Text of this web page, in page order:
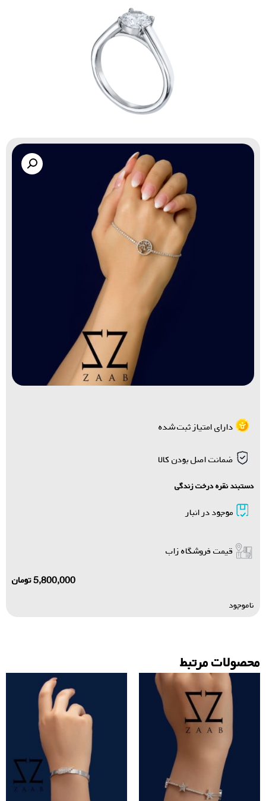
گالری زاب سیلور
دارای امتیاز ثبت شده
ضمانت اصل بودن کالا
دستبند نقره درخت زندگی
موجود در انبار
قیمت فروشگاه زاب
5,800,000تومان
ناموجود
محصولات مرتبط